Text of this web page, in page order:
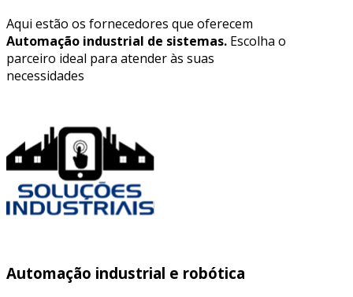
Aqui estão os fornecedores que oferecem
Automação industrial de sistemas. Escolha o
parceiro ideal para atender às suas
necessidades
Automação industrial e robótica